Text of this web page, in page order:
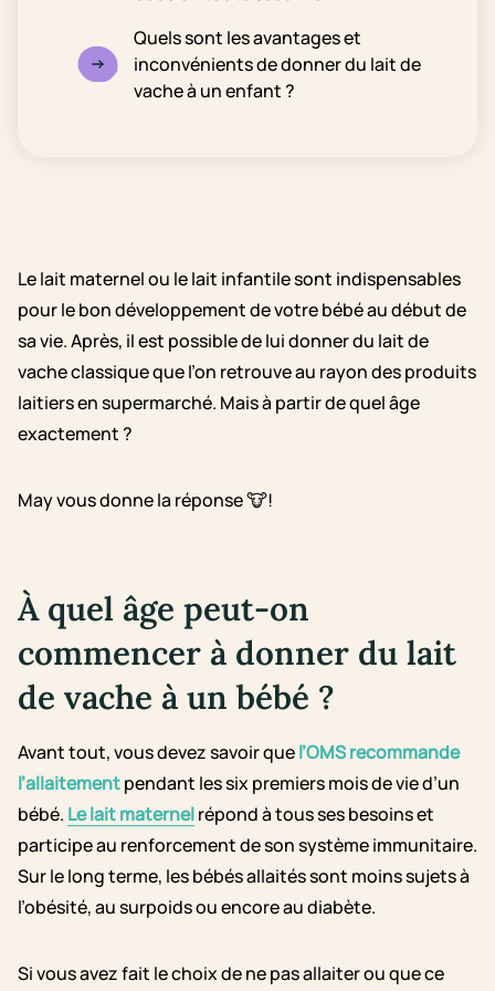
Quels sont les avantages et
inconvénients de donner du lait de
vache à un enfant ?
Le lait maternel ou le lait infantile sont indispensables
pour le bon développement de votre bébé au début de
sa vie. Après, il est possible de lui donner du lait de
vache classique que l’on retrouve au rayon des produits
laitiers en supermarché. Mais à partir de quel âge
exactement ?
May vous donne la réponse 🐮!
À quel âge peut-on
commencer à donner du lait
de vache à un bébé ?
Avant tout, vous devez savoir quel’OMS recommande
l’allaitementpendant les six premiers mois de vie d’un
bébé. Le lait maternelrépond à tous ses besoins et
participe au renforcement de son système immunitaire.
Sur le long terme, les bébés allaités sont moins sujets à
l’obésité, au surpoids ou encore au diabète.
Si vous avez fait le choix de ne pas allaiter ou que ce